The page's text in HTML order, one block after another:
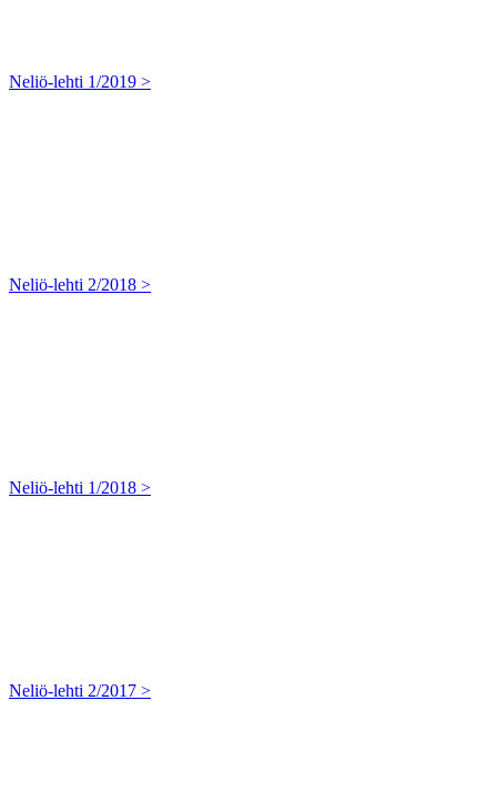
Neliö-lehti 1/2019 >
Neliö-lehti 2/2018 >
Neliö-lehti 1/2018 >
Neliö-lehti 2/2017 >